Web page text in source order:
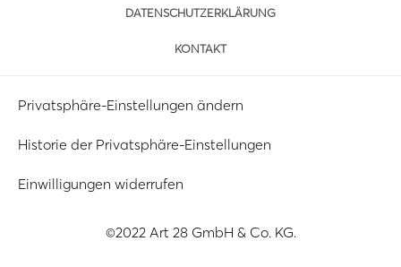
DATENSCHUTZERKLÄRUNG
KONTAKT
Privatsphäre-Einstellungen ändern
Historie der Privatsphäre-Einstellungen
Einwilligungen widerrufen
©2022 Art 28 GmbH & Co. KG.